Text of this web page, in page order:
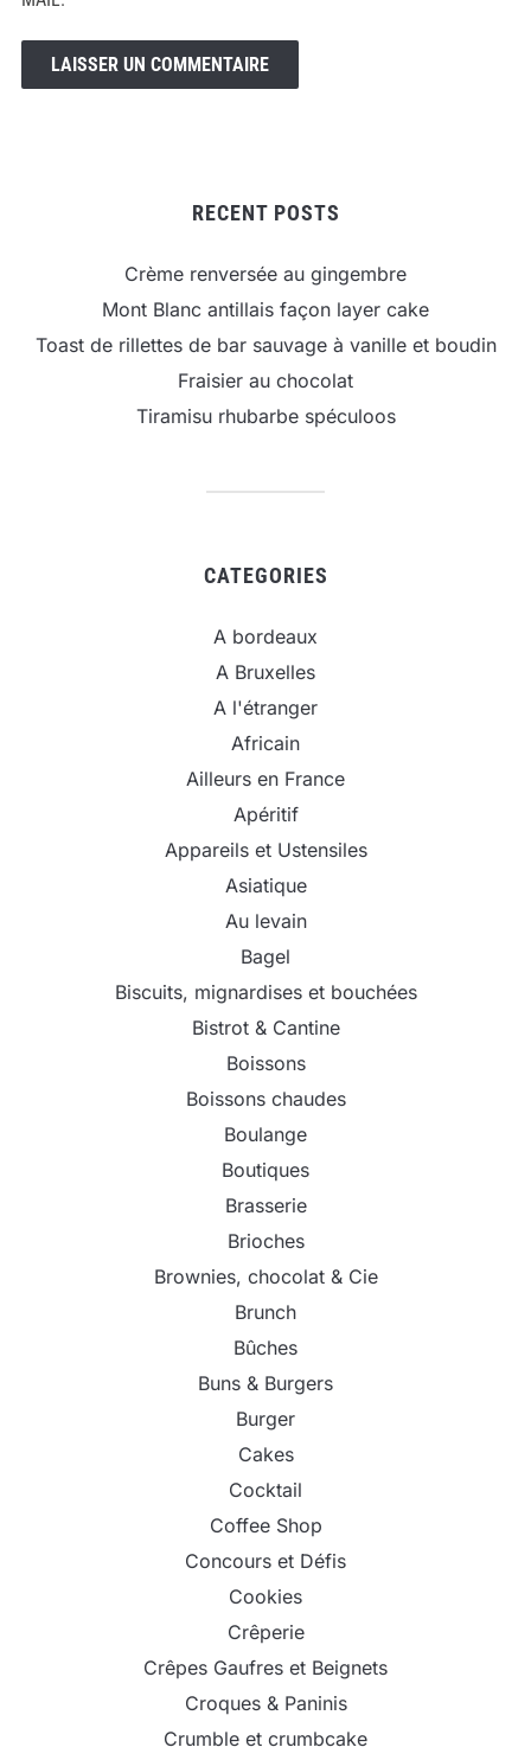
RECENT POSTS
Crème renversée au gingembre
Mont Blanc antillais façon layer cake
Toast de rillettes de bar sauvage à vanille et boudin
Fraisier au chocolat
Tiramisu rhubarbe spéculoos
CATEGORIES
A bordeaux
A Bruxelles
A l'étranger
Africain
Ailleurs en France
Apéritif
Appareils et Ustensiles
Asiatique
Au levain
Bagel
Biscuits, mignardises et bouchées
Bistrot & Cantine
Boissons
Boissons chaudes
Boulange
Boutiques
Brasserie
Brioches
Brownies, chocolat & Cie
Brunch
Bûches
Buns & Burgers
Burger
Cakes
Cocktail
Coffee Shop
Concours et Défis
Cookies
Crêperie
Crêpes Gaufres et Beignets
Croques & Paninis
Crumble et crumbcake